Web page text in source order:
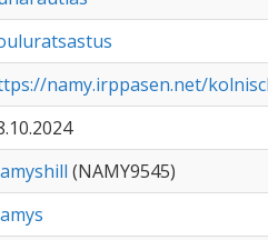
namy.irppasen.net/
(NAMY9545)